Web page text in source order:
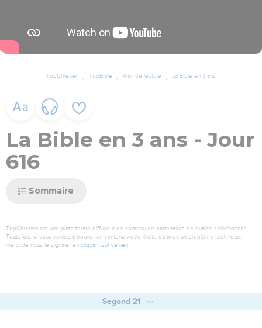
TopChrétien TopBible Plan de lecture La Bible en 3 ans
La Bible en 3 ans - Jour
616
Sommaire
TopChrétien est une plate-forme diffuseur de contenu de partenaires de qualité sélectionnés.
Toutefois, si vous veniez à trouver un contenu vidéo illicite ou avec un problème technique,
merci de nous le signaler en cliquant sur ce lien
Segond 21